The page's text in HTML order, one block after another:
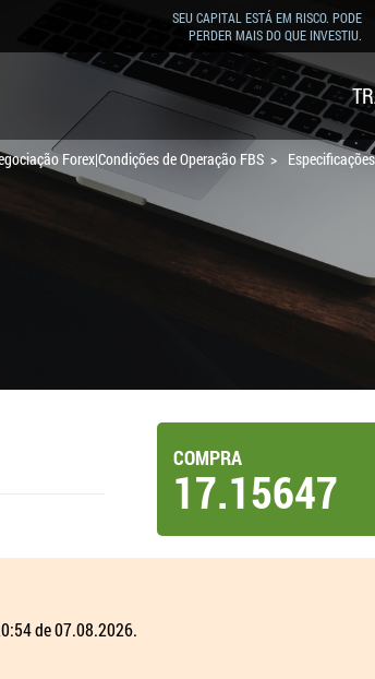
SEU CAPITAL ESTÁ EM RISCO. PODE
PERDER MAIS DO QUE INVESTIU.
Forex|Condições de Operação FBS
COMPRA
17.15647
de 07.08.2026.